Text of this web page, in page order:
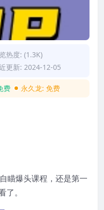
热度: (1.3K)
更新: 2024-12-05
费 永久龙: 免费
瞄爆头课程，还是第一
。